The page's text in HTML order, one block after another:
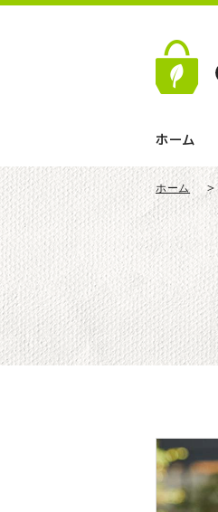
ホーム
ホーム